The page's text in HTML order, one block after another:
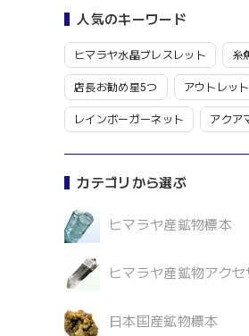
人気のキーワード
ヒマラヤ水晶ブレスレット 糸
店長お勧め星5つ アウトレッ
レインボーガーネット アクア
カテゴリから選ぶ
ヒマラヤ産鉱物標本
ヒマラヤ産鉱物アクセ
日本国産鉱物標本